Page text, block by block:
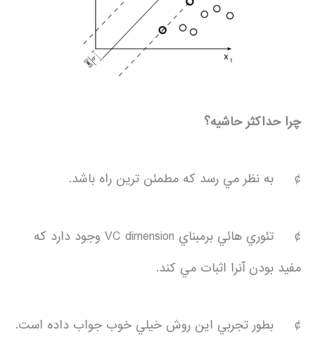
چرا حداکثر حاشيه؟
¢ به نظر مي رسد که مطمئن ترين راه باشد.
¢ تئوري هائي برمبناي VC dimension وجود دارد که
مفيد بودن آنرا اثبات مي کند.
¢ بطور تجربي اين روش خيلي خوب جواب داده است.